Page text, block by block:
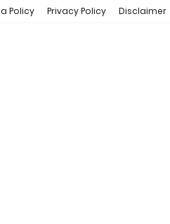
Disclaimer
Privacy Policy
Policy